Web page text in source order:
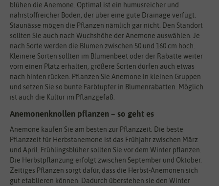
blühen die Anemone. Optimal ist ein humusreicher und
nährstoffreicher Boden, der über eine gute Drainage verfügt.
Staunässe mögen die Pflanzen nämlich gar nicht. Den Standort
sollten Sie auch nach Wuchshöhe der Anemone auswählen. Je
nach Sorte werden die Blumen zwischen 50 und 160 cm hoch.
Kleinere Sorten sollten im Blumenbeet oder der Rabatte weiter
vorn einen Platz erhalten, größere Sorten dürfen auch etwas
nach hinten rücken. Pflanzen Sie Anemone in kleinen Gruppen
und setzen Sie so bunte Farbtupfer in Blumenrabatten. Möglich
ist auch die Kultur im Pflanzgefäß.
Anemonenknollen pflanzen – so geht es
Anemone kaufen Sie am besten zur Pflanzzeit. Die beste
Pflanzzeit für Herbstanemone ist das Frühjahr zwischen März
und April. Frühlingsblüher sollten Sie vor dem Winter pflanzen.
Die Herbstpflanzung erfolgt zwischen September und Oktober.
Zeitiges Pflanzen sorgt dafür, dass die Herbst-Anemonen sich
gut etablieren können. Dadurch überstehen sie den Winter